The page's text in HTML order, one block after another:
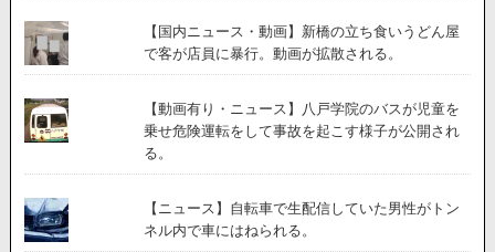
た
乗
用
が
炎
動
画
が
公
【国内ニュース・動画】新橋の立ち食いうどん屋
で客が店員に暴行。動画が拡散される。
【動画有り・ニュース】八戸学院のバスが児童を
乗せ危険運転をして事故を起こす様子が公開され
る。
【ニュース】自転車で生配信していた男性がトン
ネル内で車にはねられる。